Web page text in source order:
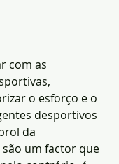
com as
o esforço e o
desportivos
da
um factor que